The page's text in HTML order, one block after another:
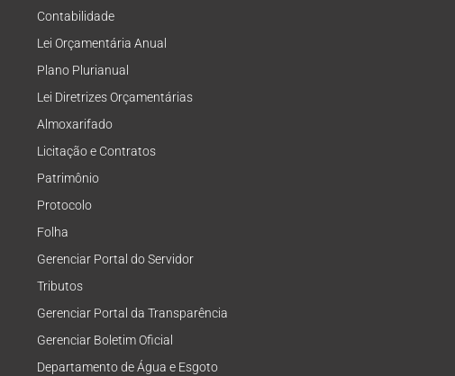
Contabilidade
Lei Orçamentária Anual
Plano Plurianual
Lei Diretrizes Orçamentárias
Almoxarifado
Licitação e Contratos
Patrimônio
Protocolo
Folha
Gerenciar Portal do Servidor
Tributos
Gerenciar Portal da Transparência
Gerenciar Boletim Oficial
Departamento de Água e Esgoto